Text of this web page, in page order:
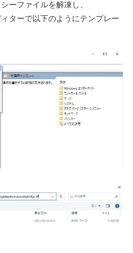
ーファイルを解凍し、
ターで以下のようにテンプレー